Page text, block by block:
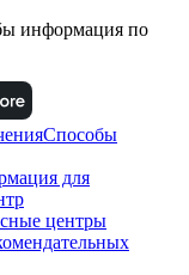
информация по
Способы
для
центры